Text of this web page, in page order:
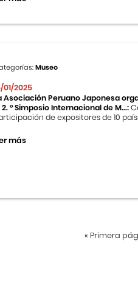
Museo
01/2025
Asociación Peruano Japonesa
2. ° Simposio Internacional de M...:
de expositores de 10
más
« Primera